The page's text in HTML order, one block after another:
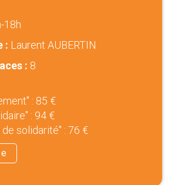
18h
: Laurent AUBERTIN
: 8
: 85 €
: 94 €
solidarité" : 76 €